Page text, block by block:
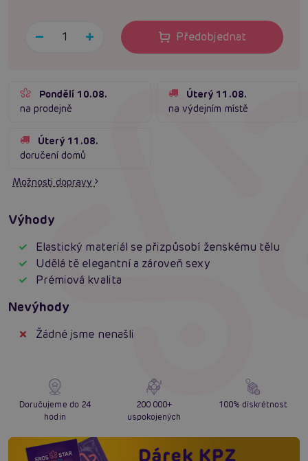
Předobjednat
Pondělí 10.08.
na prodejně
Úterý 11.08.
na výdejním místě
Úterý 11.08.
doručení domů
Možnosti dopravy
Výhody
Elastický materiál se přizpůsobí ženskému tělu
Udělá tě elegantní a zároveň sexy
Prémiová kvalita
Nevýhody
Žádné jsme nenašli
Doručujeme do 24
hodin
200 000+
uspokojených
100% diskrétnost